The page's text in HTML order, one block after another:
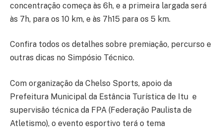
concentração começa às 6h, e a primeira largada será
às 7h, para os 10 km, e às 7h15 para os 5 km.
Confira todos os detalhes sobre premiação, percurso e
outras dicas no Simpósio Técnico.
Com organização da Chelso Sports, apoio da
Prefeitura Municipal da Estância Turística de Itu e
supervisão técnica da FPA (Federação Paulista de
Atletismo), o evento esportivo terá o tema